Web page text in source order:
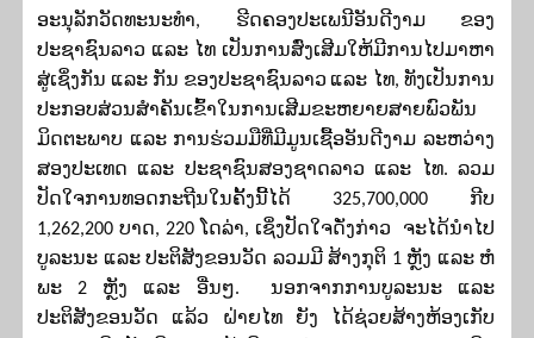
ອະນຸລັກວັດທະນະທຳ, ຮີດຄອງປະເພນີອັນດີງາມ ຂອງ
ປະຊາຊົນລາວ ແລະ ໄທ ເປັນການສົ່ງເສີມໃຫ້ມີການໄປມາຫາ
ສູ່ເຊິ່ງກັນ ແລະ ກັນ ຂອງປະຊາຊົນລາວ ແລະ ໄທ, ທັງເປັນການ
ປະກອບສ່ວນສຳຄັນເຂົ້າໃນການເສີມຂະຫຍາຍສາຍພົວພັນ
ມິດຕະພາບ ແລະ ການຮ່ວມມືທີ່ມີມູນເຊື້ອ​ອັນດີງາມ ລະຫວ່າງ
ສອງປະເທດ ແລະ ປະຊາຊົນສອງຊາດລາວ ແລະ ໄທ. ລວມ
ປັດໃຈການທອດກະຖີນໃນຄັ້ງນີ້ໄດ້ 325,700,000 ກີບ
1,262,200 ບາດ, 220 ໂດລ່າ, ເຊິ່ງປັດໃຈດັ່ງກ່າວ
ຈະໄດ້ນໍາໄປ
ບູລະນະ ແລະ ປະຕິສັງຂອນວັດ ລວມມີ ສ້າງກຸຕິ 1 ຫຼັງ ແລະ ຫໍ
ພະ 2 ຫຼັງ ແລະ ອື່ນໆ. ນອກຈາກການບູລະນະ ແລະ
ປະຕິສັງຂອນວັດ ແລ້ວ ຝ່າຍໄທ ຍັງ ໄດ້ຊ່ວຍສ້າງຫ້ອງເກັບ